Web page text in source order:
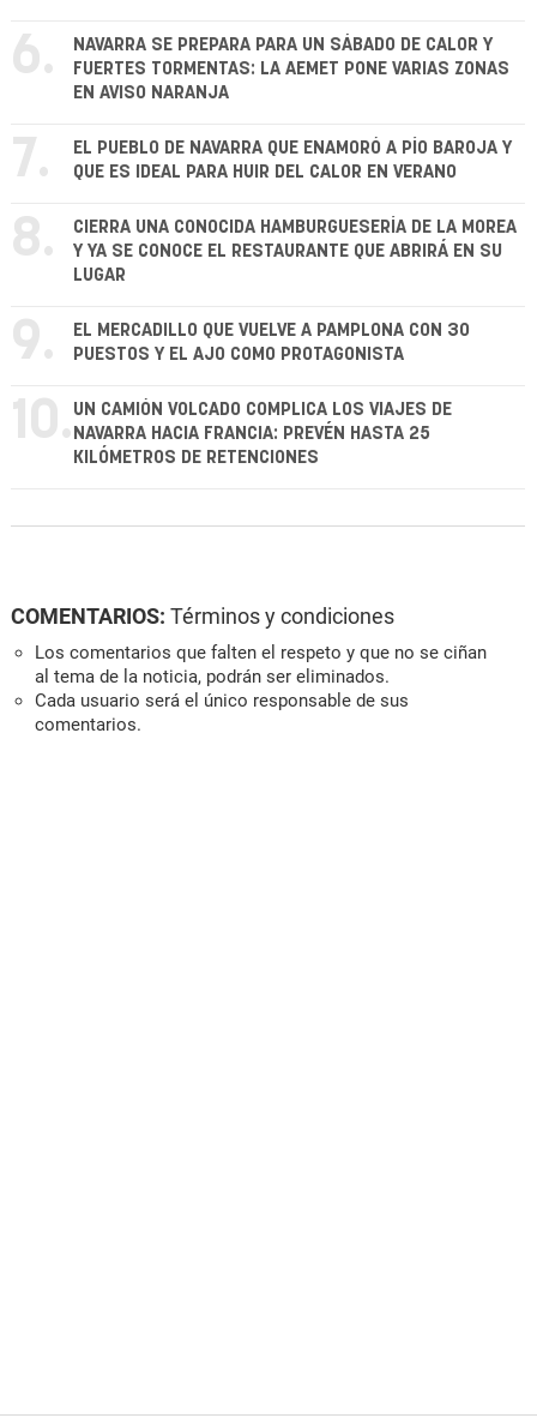
6.
NAVARRA SE PREPARA PARA UN SÁBADO DE CALOR Y
FUERTES TORMENTAS: LA AEMET PONE VARIAS ZONAS
EN AVISO NARANJA
7.
EL PUEBLO DE NAVARRA QUE ENAMORÓ A PÍO BAROJA Y
QUE ES IDEAL PARA HUIR DEL CALOR EN VERANO
8.
CIERRA UNA CONOCIDA HAMBURGUESERÍA DE LA MOREA
Y YA SE CONOCE EL RESTAURANTE QUE ABRIRÁ EN SU
LUGAR
9.
EL MERCADILLO QUE VUELVE A PAMPLONA CON 30
PUESTOS Y EL AJO COMO PROTAGONISTA
10. UN CAMIÓN VOLCADO COMPLICA LOS VIAJES DE
NAVARRA HACIA FRANCIA: PREVÉN HASTA 25
KILÓMETROS DE RETENCIONES
COMENTARIOS: Términos y condiciones
Los comentarios que falten el respeto y que no se ciñan
al tema de la noticia, podrán ser eliminados.
Cada usuario será el único responsable de sus
comentarios.